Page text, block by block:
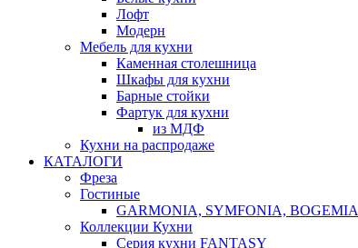
Лофт
Модерн
Мебель для кухни
Каменная столешница
Шкафы для кухни
Барные стойки
Фартук для кухни
из МДФ
Кухни на распродаже
КАТАЛОГИ
Фреза
Гостиные
GARMONIA, SYMFONIA, BOGEMIA
Коллекции Кухни
Серия кухни FANTASY